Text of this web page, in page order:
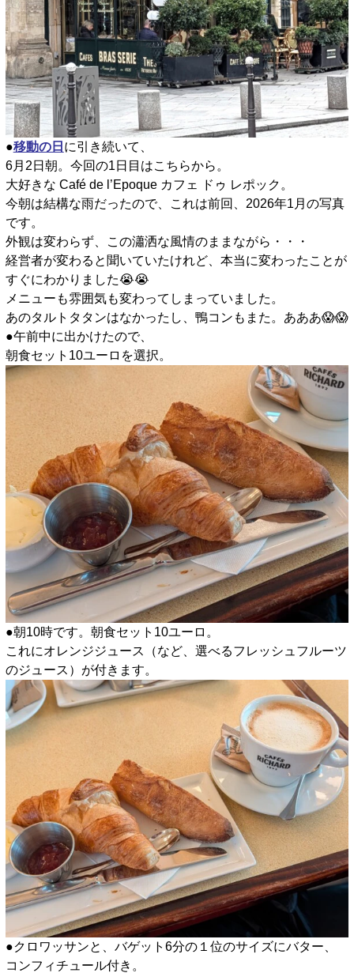
●移動の日 に引き続いて、
6月2日朝。今回の1日目はこちらから。
大好きな Café de l’Epoque カフェ ドゥ レポック。
今朝は結構な雨だったので、これは前回、2026年1月の写真
です。
外観は変わらず、この瀟洒な風情のままながら・・・
経営者が変わると聞いていたけれど、本当に変わったことが
すぐにわかりました😭😭
メニューも雰囲気も変わってしまっていました。
あのタルトタタンはなかったし、鴨コンもまた。あああ😱😱
●午前中に出かけたので、
朝食セット10ユーロを選択。
●朝10時です。朝食セット10ユーロ。
これにオレンジジュース（など、選べるフレッシュフルーツ
のジュース）が付きます。
●クロワッサンと、バゲット6分の１位のサイズにバター、
コンフィチュール付き。